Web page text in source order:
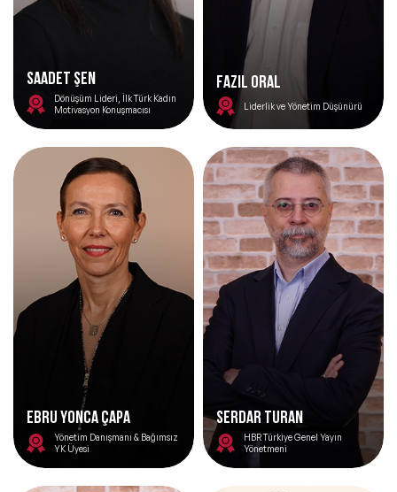
Saadet Şen
Dönüşüm Lideri, İlk Türk Kadın
Motivasyon Konuşmacısı
FAZIL ORAL
Liderlik ve Yönetim Düşünürü
EBRU YONCA ÇAPA
Yönetim Danışmanı & Bağımsız
YK Üyesi
Serdar Turan
HBR Türkiye Genel Yayın
Yönetmeni